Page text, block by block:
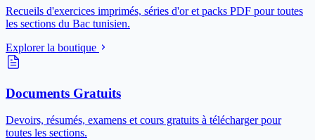
Recueils d'exercices imprimés, séries d'or et packs PDF pour toutes
les sections du Bac tunisien.
Explorer la boutique
Documents Gratuits
Devoirs, résumés, examens et cours gratuits à télécharger pour
toutes les sections.